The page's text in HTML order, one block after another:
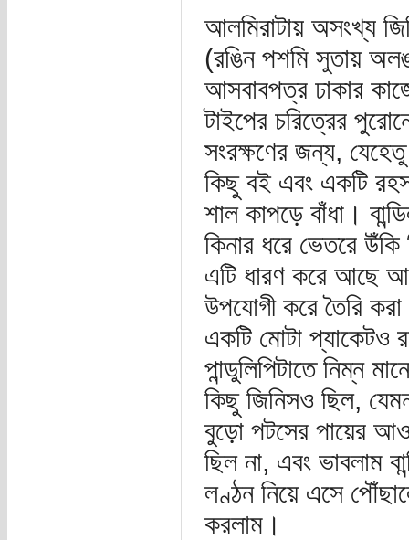
আলমিরাটায় অসংখ্য
(রঙিন পশমি সুতায়
আসবাবপত্র ঢাকার
টাইপের চরিত্রের
সংরক্ষণের জন্য,
কিছু বই এবং একটি
শাল কাপড়ে বাঁধা।
কিনার ধরে ভেতরে উঁকি
এটি ধারণ করে আছে
উপযোগী করে তৈরি
একটি মোটা প্যাকেটও
পান্ডুলিপিটাতে নিম্ন
কিছু জিনিসও ছিল,
বুড়ো পটসের পায়ের
ছিল না, এবং ভাবলাম
লণ্ঠন নিয়ে এসে
করলাম।